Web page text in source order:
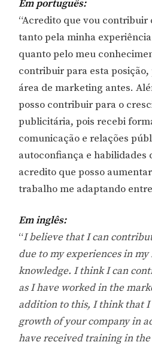
Em português:
“Acredito que vou contribuir
tanto pela minha
quanto pelo meu
contribuir para esta
área de marketing antes.
posso contribuir para o
publicitária, pois recebi
comunicação e relações
autoconfiança e habilidades
acredito que posso
trabalho me adaptando
Em inglês:
“I believe that I can
due to my experiences in
knowledge. I think I can
as I have worked in the
addition to this, I think that
growth of your company in
have received training in